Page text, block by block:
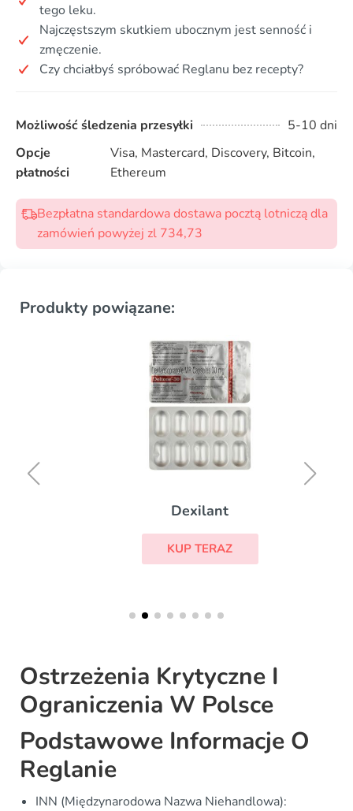
tego leku.
Najczęstszym skutkiem ubocznym jest senność i
zmęczenie.
Czy chciałbyś spróbować Reglanu bez recepty?
Możliwość śledzenia przesyłki
5-10 dni
Opcje
płatności
Visa, Mastercard, Discovery, Bitcoin,
Ethereum
Bezpłatna standardowa dostawa pocztą lotniczą dla
zamówień powyżej zl 734,73
Produkty powiązane:
Dexilant
KUP TERAZ
Ostrzeżenia Krytyczne I
Ograniczenia W Polsce
Podstawowe Informacje O
Reglanie
INN (Międzynarodowa Nazwa Niehandlowa):